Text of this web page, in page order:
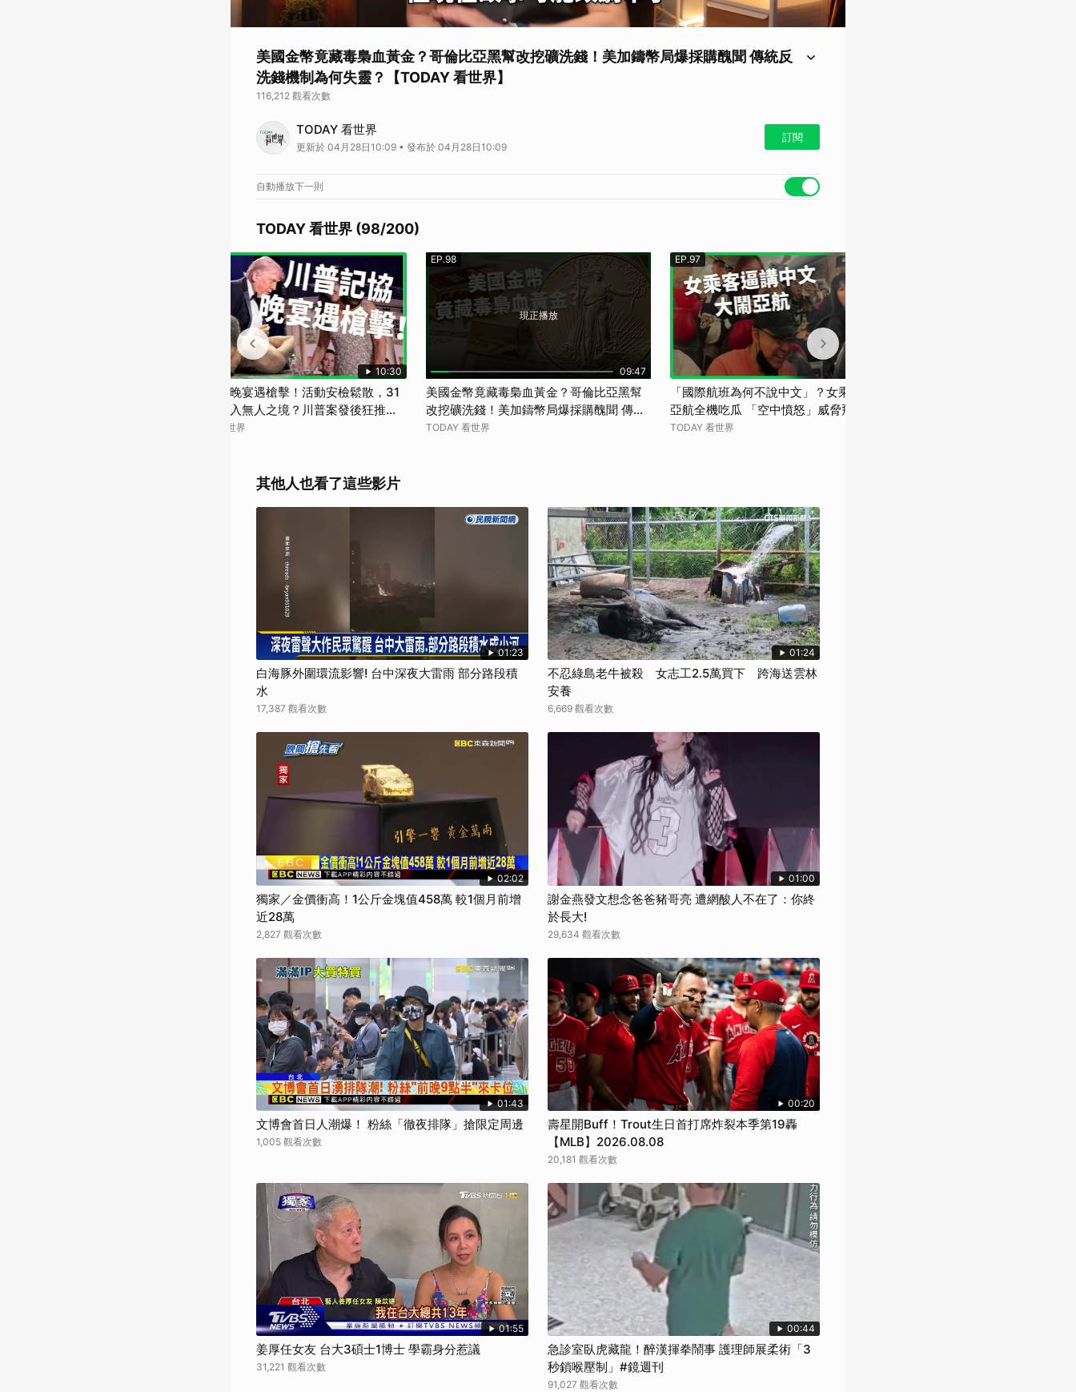
美國金幣竟藏毒梟血黃金？哥倫比亞黑幫改挖礦洗錢！美加鑄幣局爆採購醜聞 傳統反
洗錢機制為何失靈？【TODAY 看世界】
116,212 觀看次數
汽車船隻偷渡出去？ 但現在，故事可能改劇本了。
在哥倫比亞，有越來越多毒梟發現：賣毒不如挖金。因為黃金更好洗白、更難追查，還可以光明正大進入國際市場。而這些
🌏 歡迎訂閱節目頻道
TODAY 看世界
更新於 04月28日10:09 • 發布於 04月28日10:09
訂閱
自動播放下一則
TODAY 看世界 (98/200)
10:30
川普記協晚宴遇槍擊！活動安檢鬆散，31
歲槍手如入無人之境？川普案發後狂推白
宮改建，背後是「地標情節」作祟？
TODAY 看世界
現正播放
09:47
EP.98
美國金幣竟藏毒梟血黃金？哥倫比亞黑幫
改挖礦洗錢！美加鑄幣局爆採購醜聞 傳統
反洗錢機制為何失靈？【TODAY 看世界】
TODAY 看世界
EP.97
「國際航班為何不說中文」？女乘客大鬧
亞航全機吃瓜 「空中憤怒」威脅飛航安全
管轄漏洞該誰來補？【TODAY 看世界】
TODAY 看世界
其他人也看了這些影片
01:23
白海豚外圍環流影響! 台中深夜大雷雨 部分路段積
水
17,387 觀看次數
01:24
不忍綠島老牛被殺 女志工2.5萬買下 跨海送雲林
安養
6,669 觀看次數
02:02
獨家／金價衝高！1公斤金塊值458萬 較1個月前增
近28萬
2,827 觀看次數
01:00
謝金燕發文想念爸爸豬哥亮 遭網酸人不在了：你終
於長大!
29,634 觀看次數
01:43
文博會首日人潮爆！ 粉絲「徹夜排隊」搶限定周邊
1,005 觀看次數
00:20
壽星開Buff！Trout生日首打席炸裂本季第19轟
【MLB】2026.08.08
20,181 觀看次數
01:55
姜厚任女友 台大3碩士1博士 學霸身分惹議
31,221 觀看次數
00:44
急診室臥虎藏龍！醉漢揮拳鬧事 護理師展柔術「3
秒鎖喉壓制」#鏡週刊
91,027 觀看次數